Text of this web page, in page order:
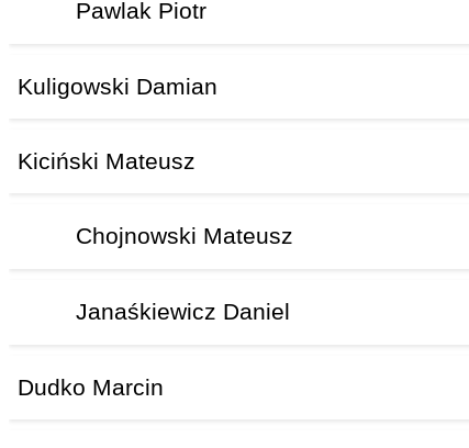
Pawlak Piotr
Kuligowski Damian
Kiciński Mateusz
Chojnowski Mateusz
Janaśkiewicz Daniel
Dudko Marcin